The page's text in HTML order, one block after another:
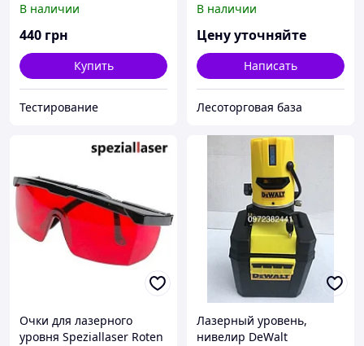
15-241
В наличии
440 грн
Купить
Тестирование
В наличии
Цену уточняйте
Написать
Лесоторговая база
Очки для лазерного
уровня Speziallaser Roten
Лазерный уровень,
нивелир DeWalt